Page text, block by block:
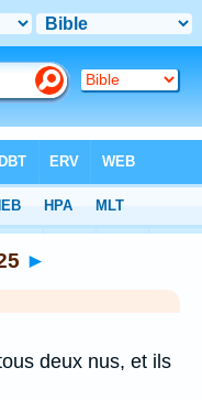
►
deux nus, et ils